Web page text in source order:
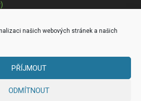
našich webových stránek a našich
PŘÍJMOUT
ODMÍTNOUT
Outreach Pro on